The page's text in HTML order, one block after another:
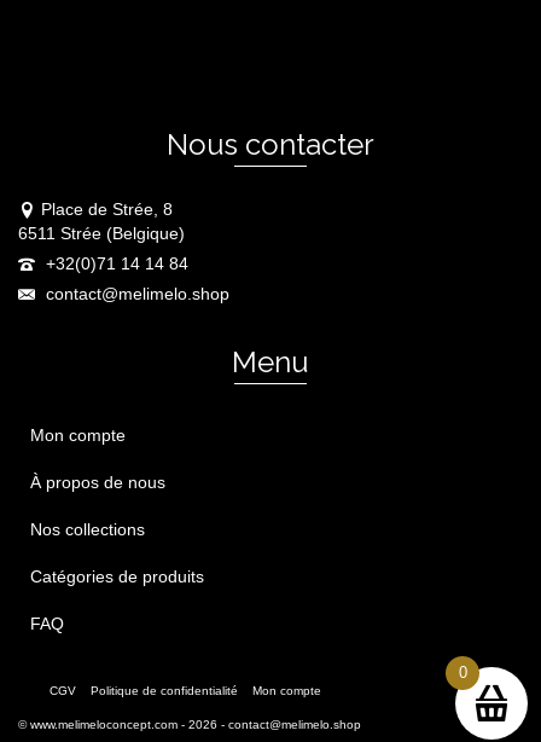
Nous contacter
Place de Strée, 8
6511 Strée (Belgique)
+32(0)71 14 14 84
contact@melimelo.shop
Menu
Mon compte
À propos de nous
Nos collections
Catégories de produits
FAQ
CGV Politique de confidentialité Mon compte
©www.melimeloconcept.com - 2026 - contact@melimelo.shop
0